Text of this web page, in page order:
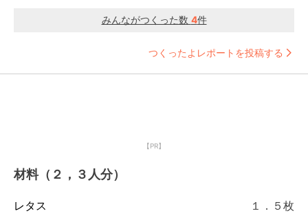
みんながつくった数 4件
つくったよレポートを投稿する
【PR】
材料（２，３人分）
レタス １．５枚